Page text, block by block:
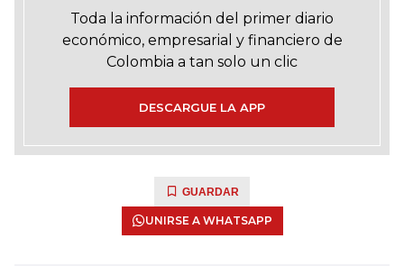
Toda la información del primer diario
económico, empresarial y financiero de
Colombia a tan solo un clic
DESCARGUE LA APP
GUARDAR
UNIRSE A WHATSAPP